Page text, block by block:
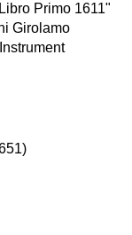
Primo 1611"
Girolamo